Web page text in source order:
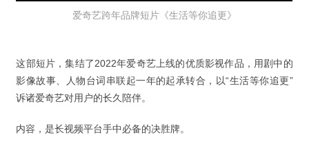
爱奇艺跨年品牌短片《生活等你追更》
这部短片，集结了2022年爱奇艺上线的优质影视作品，用剧中的
影像故事、人物台词串联起一年的起承转合，以“生活等你追更”
诉诸爱奇艺对用户的长久陪伴。
内容，是长视频平台手中必备的决胜牌。